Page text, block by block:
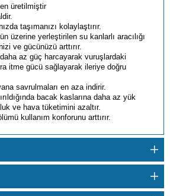
üretilmiştir
taşımanızı kolaylaştırır.
üzerine yerleştirilen su kanlarlı aracılığı
ve gücünüzü arttırır.
az güç harcayarak vuruşlardaki
itme gücü sağlayarak ileriye doğru
savrulmaları en aza indirir.
bacak kaslarına daha az yük
ve hava tüketimini azaltır.
kullanım konforunu arttırır.